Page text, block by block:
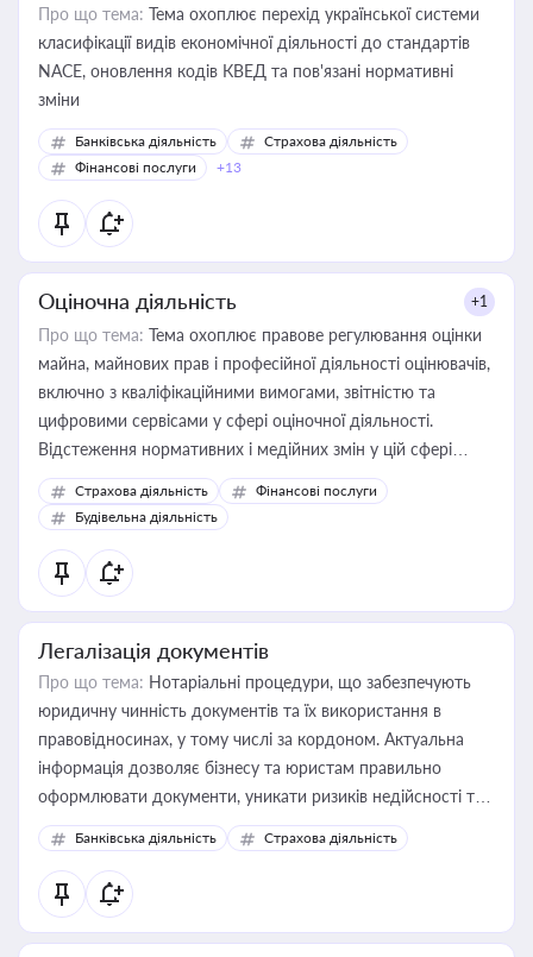
Про що тема: Тема охоплює перехід української системи
класифікації видів економічної діяльності до стандартів
NACE, оновлення кодів КВЕД та пов'язані нормативні
зміни
Банківська діяльність
Страхова діяльність
Фінансові послуги
+13
Оціночна діяльність +1
Про що тема: Тема охоплює правове регулювання оцінки
майна, майнових прав і професійної діяльності оцінювачів,
включно з кваліфікаційними вимогами, звітністю та
цифровими сервісами у сфері оціночної діяльності.
Відстеження нормативних і медійних змін у цій сфері
корисне для власника бізнесу, керівника, юриста або
бухгалтера під час оподаткування, приватизації, оренди
державного майна, корпоративних угод і перевірки
статусу суб'єктів оціночної діяльності
Страхова діяльність
Фінансові послуги
Будівельна діяльність
Легалізація документів
Про що тема: Нотаріальні процедури, що забезпечують
юридичну чинність документів та їх використання в
правовідносинах, у тому числі за кордоном. Актуальна
інформація дозволяє бізнесу та юристам правильно
оформлювати документи, уникати ризиків недійсності та
забезпечувати їх належне прийняття органами влади та
контрагентами
Банківська діяльність Страхова діяльність